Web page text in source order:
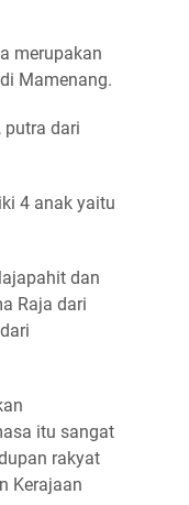
merupakan
Mamenang.
putra dari
4 anak yaitu
dan
Raja dari
itu sangat
rakyat
Kerajaan